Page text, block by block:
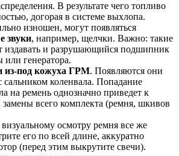
В результате чего топливо
догорая в системе выхлопа.
изношен, могут появляться
звуки, например, щелчки. Важно: такие
издавать и разрушающийся подшипник
генератора.
из-под кожуха ГРМ. Появляются они
сальником коленвала. Попадание
на ремень однозначно приведет к
замены всего комплекта (ремня, шкивов
осмотру ремня все же
его по всей длине, аккуратно
(перед этим выкрутите свечи).